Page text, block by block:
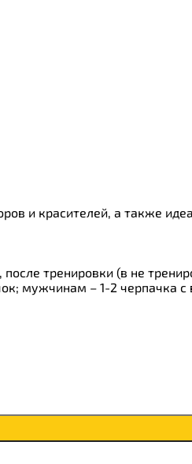
и красителей, а также
тренировки (в не
мужчинам – 1-2 черпачка